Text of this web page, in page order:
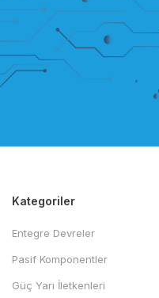
Kategoriler
Entegre Devreler
Pasif Komponentler
Güç Yarı İletkenleri